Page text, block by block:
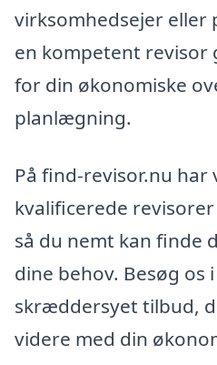
virksomhedsejer eller
en kompetent revisor
for din økonomiske
planlægning.
På find-revisor.nu
kvalificerede
så du nemt kan finde
dine behov. Besøg os
skræddersyet tilbud,
videre med din